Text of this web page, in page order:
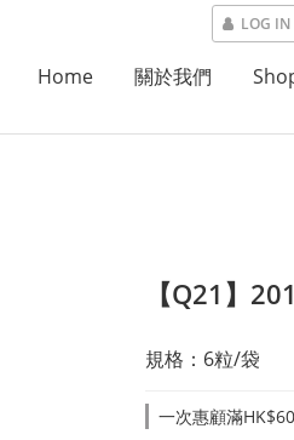
LOG IN
Home 關於我們
【Q21】
規格：6粒/袋
一次惠顧滿